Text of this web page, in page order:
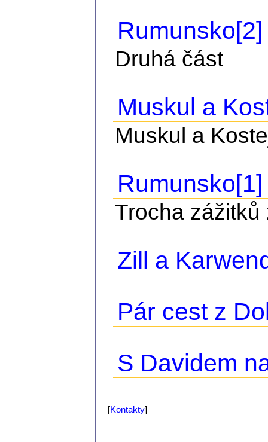
Rumunsko[2]
Druhá část
Muskul a
Muskul a
Rumunsko[1]
Trocha
Zill a
Pár cest z
S Davidem
[Kontakty]